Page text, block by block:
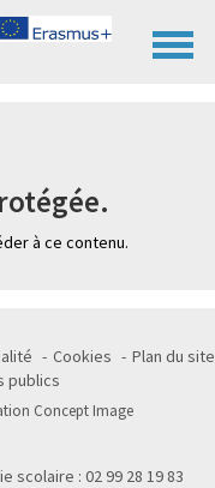
à ce contenu.
Cookies
Plan du site
publics
Concept Image
scolaire : 02 99 28 19 83